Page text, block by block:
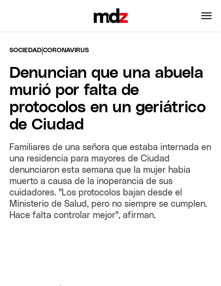
SOCIEDAD |CORONAVIRUS
Denuncian que una abuela
murió por falta de
protocolos en un geriátrico
de Ciudad
Familiares de una señora que estaba internada en
una residencia para mayores de Ciudad
denunciaron esta semana que la mujer había
muerto a causa de la inoperancia de sus
cuidadores. "Los protocolos bajan desde el
Ministerio de Salud, pero no siempre se cumplen.
Hace falta controlar mejor", afirman.